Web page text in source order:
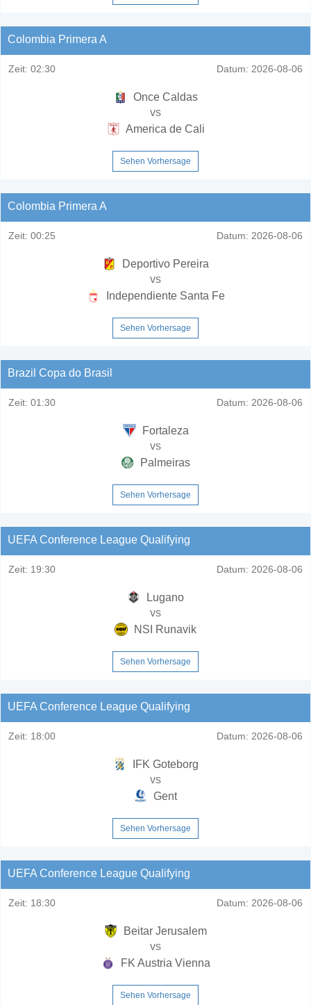
Colombia Primera A
Zeit: 02:30 Datum: 2026-08-06
Once Caldas
vs
America de Cali
Sehen Vorhersage
Colombia Primera A
Zeit: 00:25 Datum: 2026-08-06
Deportivo Pereira
vs
Independiente Santa Fe
Sehen Vorhersage
Brazil Copa do Brasil
Zeit: 01:30 Datum: 2026-08-06
Fortaleza
vs
Palmeiras
Sehen Vorhersage
UEFA Conference League Qualifying
Zeit: 19:30 Datum: 2026-08-06
Lugano
vs
NSI Runavik
Sehen Vorhersage
UEFA Conference League Qualifying
Zeit: 18:00 Datum: 2026-08-06
IFK Goteborg
vs
Gent
Sehen Vorhersage
UEFA Conference League Qualifying
Zeit: 18:30 Datum: 2026-08-06
Beitar Jerusalem
vs
FK Austria Vienna
Sehen Vorhersage